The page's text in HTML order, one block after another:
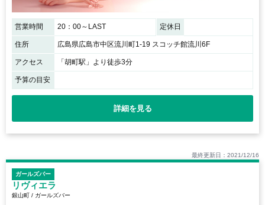
営業時間 20：00～LAST 定休日
住所 広島県広島市中区流川町1-19 スコッチ館流川6F
アクセス 「胡町駅」より徒歩3分
予算の目安
詳細を見る
最終更新日：2021/12/16
ガールズバー
リヴィエラ
銀山町 / ガールズバー